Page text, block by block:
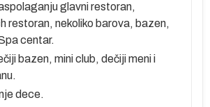
glavni restoran,
restoran, nekoliko barova, bazen,
centar.
bazen, mini club, dečiji meni i
dece.